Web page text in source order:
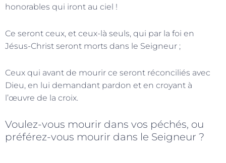
honorables qui iront au ciel !
Ce seront ceux, et ceux-là seuls, qui par la foi en
Jésus-Christ seront morts dans le Seigneur ;
Ceux qui avant de mourir ce seront réconciliés avec
Dieu, en lui demandant pardon et en croyant à
l’œuvre de la croix.
Voulez-vous mourir dans vos péchés, ou
préférez-vous mourir dans le Seigneur ?